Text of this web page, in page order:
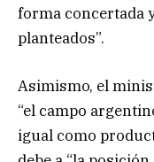
forma concertada
planteados”.
Asimismo, el
“el campo
igual como